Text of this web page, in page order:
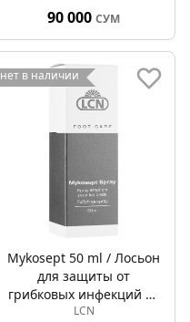
90 000 СУМ
нет в наличии
Mykosept 50 ml / Лосьон
для защиты от
грибковых инфекций 50
мл
LCN